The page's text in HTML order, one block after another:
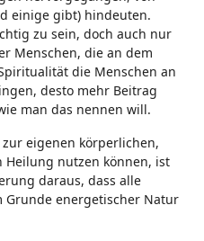
einige gibt) hindeuten.
zu sein, doch auch nur
Menschen, die an dem
die Menschen an
desto mehr Beitrag
man das nennen will.
eigenen körperlichen,
nutzen können, ist
daraus, dass alle
Grunde energetischer Natur